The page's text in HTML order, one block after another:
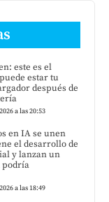
este es el
estar tu
después de
a las 20:53
en IA se unen
el desarrollo de
y lanzan un
podría
a las 18:49